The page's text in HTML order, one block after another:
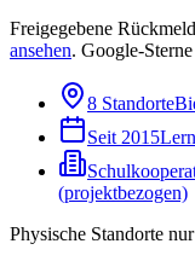
Freigegebene
ansehen. Google-
8 Standorte
Seit 2015
(projektbezogen)
Physische Standorte